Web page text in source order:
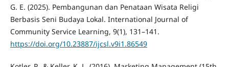
G. E. (2025). Pembangunan dan Penataan Wisata Religi
Berbasis Seni Budaya Lokal. International Journal of
Community Service Learning, 9(1), 131–141.
https://doi.org/10.23887/ijcsl.v9i1.86549